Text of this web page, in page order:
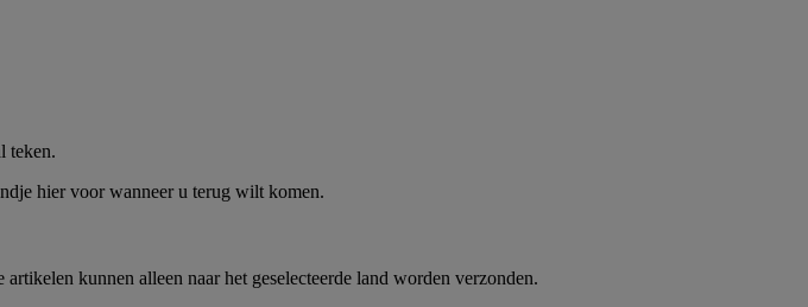
teken.
hier voor wanneer u terug wilt komen.
kunnen alleen naar het geselecteerde land worden verzonden.